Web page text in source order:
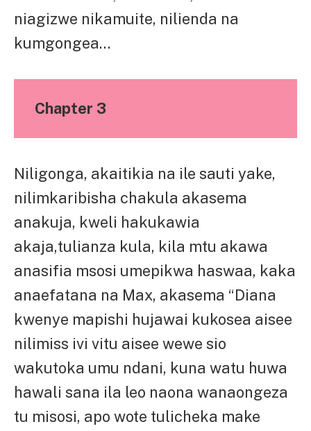
niagizwe nikamuite, nilienda na
kumgongea…
Chapter 3
Niligonga, akaitikia na ile sauti yake,
nilimkaribisha chakula akasema
anakuja, kweli hakukawia
akaja,tulianza kula, kila mtu akawa
anasifia msosi umepikwa haswaa, kaka
anaefatana na Max, akasema “Diana
kwenye mapishi hujawai kukosea aisee
nilimiss ivi vitu aisee wewe sio
wakutoka umu ndani, kuna watu huwa
hawali sana ila leo naona wanaongeza
tu misosi, apo wote tulicheka make